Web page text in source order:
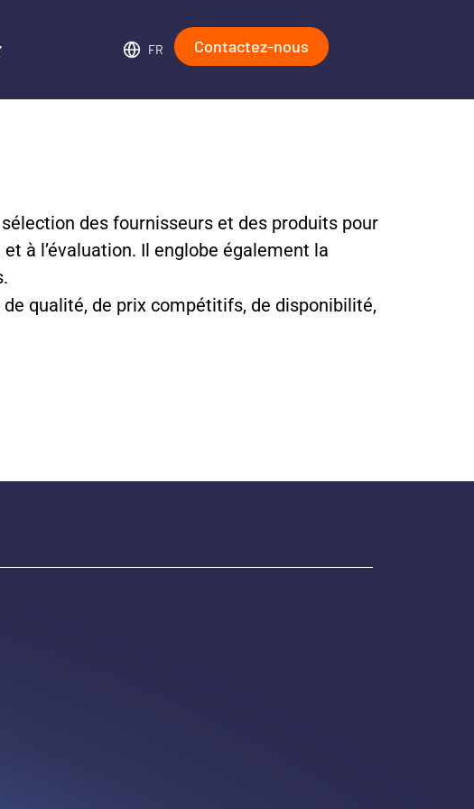
FR Contactez-nous
des fournisseurs et des produits pour
à l’évaluation. Il englobe également la
qualité, de prix compétitifs, de disponibilité,